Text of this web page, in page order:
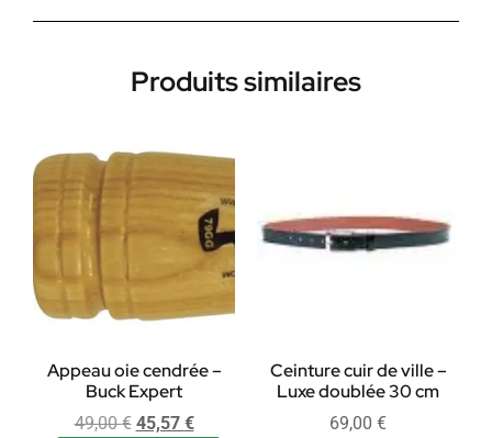
Produits similaires
Appeau oie cendrée –
Buck Expert
49,00€ 45,57 €
Ceinture cuir de ville –
Luxe doublée 30 cm
69,00 €